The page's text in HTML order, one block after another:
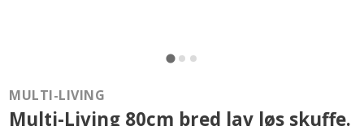
MULTI-LIVING
Multi-Living 80cm bred lav løs skuffe.